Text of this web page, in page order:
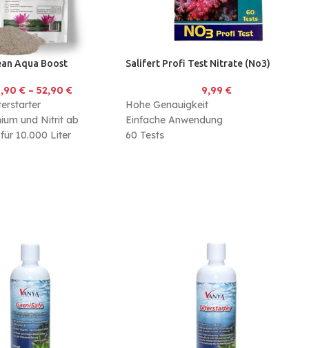
Aqua Boost
€ –52,90€
und Nitrit ab
10.000 Liter
Salifert Profi Test Nitrate (No3)
9,99 €
Hohe Genauigkeit
Einfache Anwendung
60 Tests